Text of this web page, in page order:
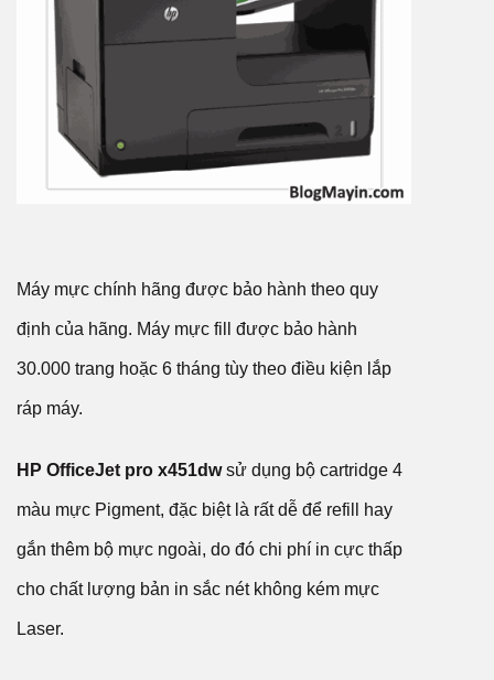
Máy mực chính hãng được bảo hành theo quy
định của hãng. Máy mực fill được bảo hành
30.000 trang hoặc 6 tháng tùy theo điều kiện lắp
ráp máy.
HP OfficeJet pro x451dwsử dụng bộ cartridge 4
màu mực Pigment, đặc biệt là rất dễ để refill hay
gắn thêm bộ mực ngoài, do đó chi phí in cực thấp
cho chất lượng bản in sắc nét không kém mực
Laser.